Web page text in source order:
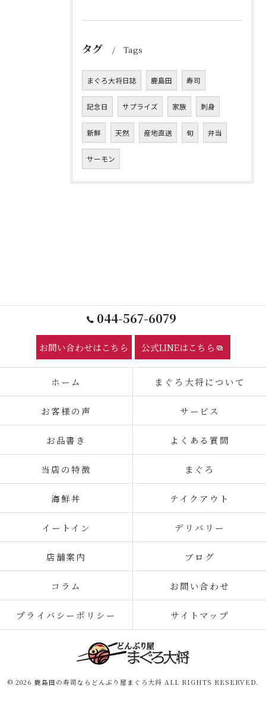
タグ Tags
まぐろ大将日誌 鹿島田 寿司
記念日 サプライズ 家族 刺身
新鮮 天然 産地直送 旬 弁当
サーモン
044-567-6079
お問い合わせはこちら 公式LINEはこちら
ホーム まぐろ大将について
お客様の声 サービス
お品書き よくある質問
当店の特徴 まぐろ
海鮮丼 テイクアウト
イートイン デリバリー
店舗案内 ブログ
コラム お問い合わせ
プライバシーポリシー サイトマップ
© 2026 鹿島田の寿司ならどんぶり屋まぐろ大将 ALL RIGHTS RESERVED.